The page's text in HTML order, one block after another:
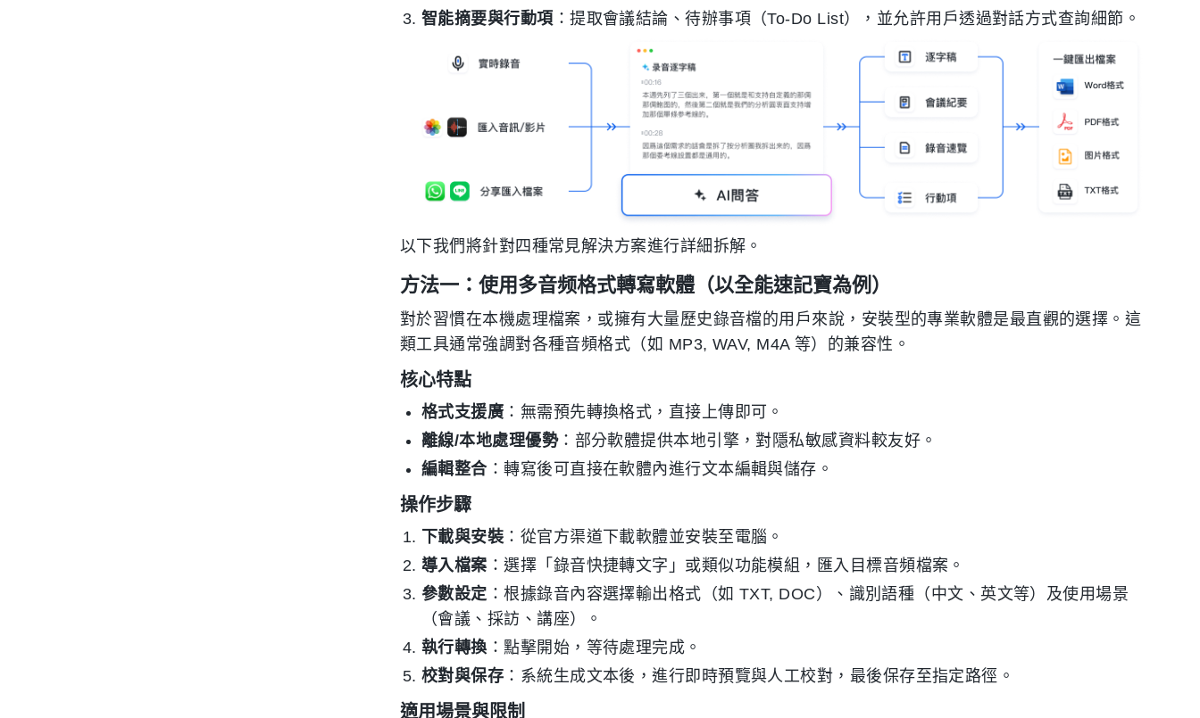
智能摘要與行動項 ：提取會議結論、待辦事項（To-Do List），並允許用戶透過對話方式查詢細節。
以下我們將針對四種常見解決方案進行詳細拆解。
方法一：使用多音频格式轉寫軟體（以全能速記寶為例）
對於習慣在本機處理檔案，或擁有大量歷史錄音檔的用戶來說，安裝型的專業軟體是最直觀的選擇。這
類工具通常強調對各種音頻格式（如 MP3, WAV, M4A 等）的兼容性。
核心特點
格式支援廣 ：無需預先轉換格式，直接上傳即可。
離線/本地處理優勢：部分軟體提供本地引擎，對隱私敏感資料較友好。
編輯整合：轉寫後可直接在軟體內進行文本編輯與儲存。
操作步驟
下載與安裝：從官方渠道下載軟體並安裝至電腦。
導入檔案 ：選擇「錄音快捷轉文字」或類似功能模組，匯入目標音頻檔案。
參數設定：根據錄音內容選擇輸出格式（如 TXT, DOC）、識別語種（中文、英文等）及使用場景
（會議、採訪、講座）。
執行轉換 ：點擊開始，等待處理完成。
校對與保存 ：系統生成文本後，進行即時預覽與人工校對，最後保存至指定路徑。
適用場景與限制